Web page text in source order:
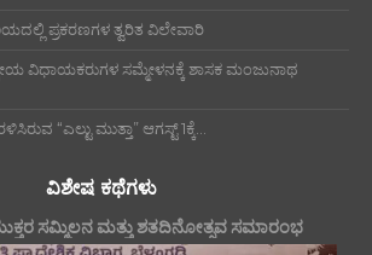
ಪ್ರಕರಣಗಳ ತ್ವರಿತ ವಿಲೇವಾರಿ
ವಿಧಾಯಕರುಗಳ ಸಮ್ಮೇಳನಕ್ಕೆ ಶಾಸಕ ಮಂಜುನಾಥ
“ಎಲ್ಟು ಮುತ್ತಾ” ಆಗಸ್ಟ್ 1ಕ್ಕೆ...
ವಿಶೇಷ ಕಥೆಗಳು
ಸಮ್ಮಿಲನ ಮತ್ತು ಶತದಿನೋತ್ಸವ ಸಮಾರಂಭ